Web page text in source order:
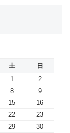
土
日
1
2
8
9
15
16
22
23
29
30